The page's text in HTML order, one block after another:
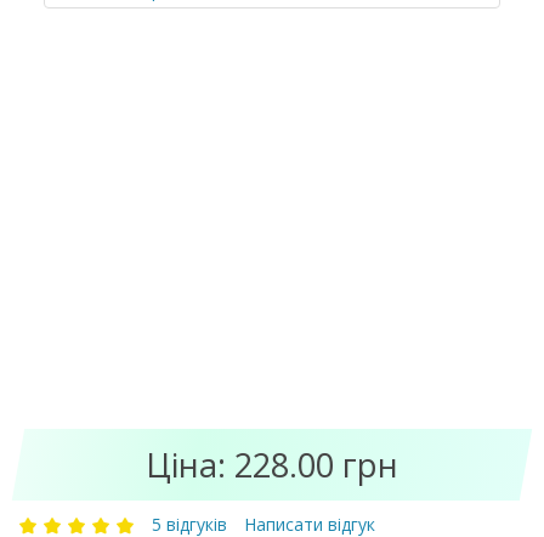
Ціна: 228.00 грн
5 відгуків Написати відгук